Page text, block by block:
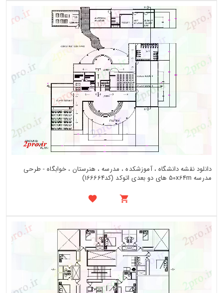
دانلود نقشه دانشگاه ، آموزشکده ، مدرسه ، هنرستان ، خوابگاه - طرحی
مدرسه 50x64m های دو بعدی اتوکد (کد166664)